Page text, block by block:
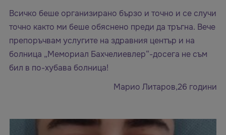
Всичко беше организирано бързо и точно и се случи
точно както ми беше обяснено преди да тръгна. Вече
препоръчвам услугите на здравния център и на
болница „Мемориал Бахчелиевлер“-досега не съм
бил в по-хубава болница!
Марио Литаров,26 години